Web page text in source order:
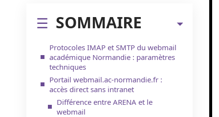
SOMMAIRE
Protocoles IMAP et SMTP du webmail
académique Normandie : paramètres
techniques
Portail webmail.ac-normandie.fr :
accès direct sans intranet
Différence entre ARENA et le
webmail